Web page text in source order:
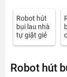
Robot hút
bụi lau nhà
tự giặt giẻ
Robot hút